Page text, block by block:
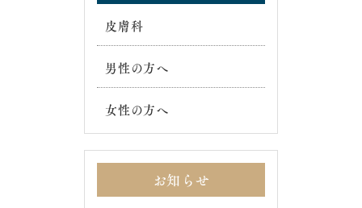
皮膚科
男性の方へ
女性の方へ
お知らせ